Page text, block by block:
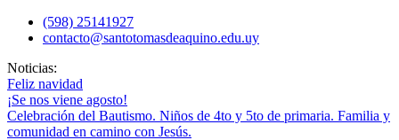
saltar
(598) 25141927
contacto@santotomasdeaquino.edu.uy
Noticias:
Feliz navidad
¡Se nos viene agosto!
Celebración del Bautismo. Niños de 4to y 5to de primaria. Familia y
comunidad en camino con Jesús.